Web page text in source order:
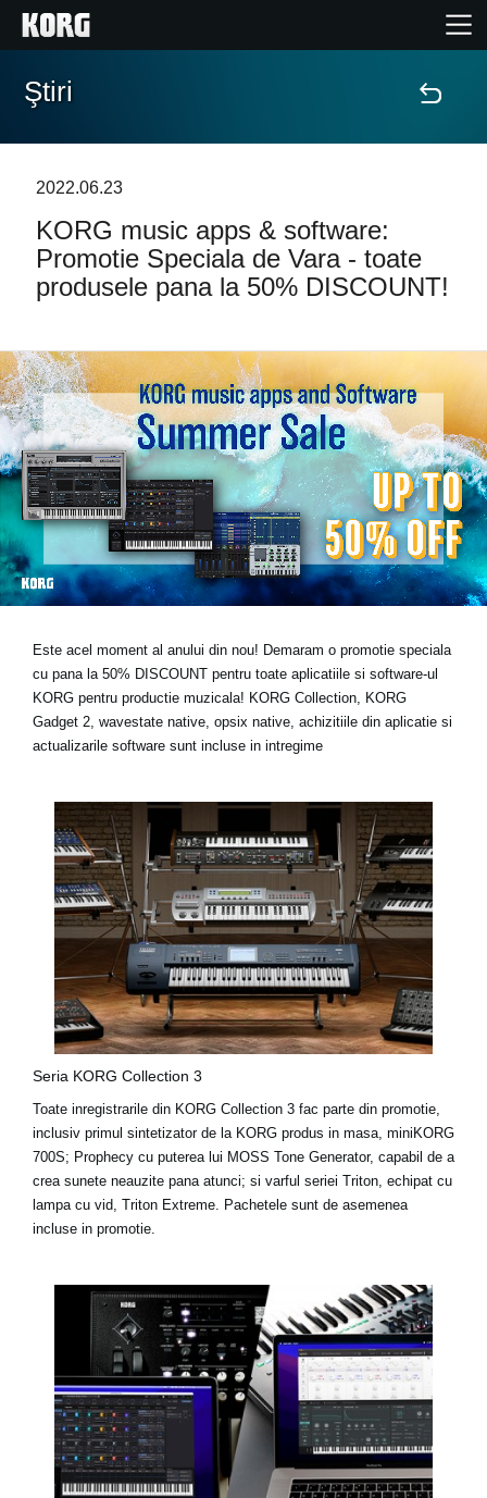
În Prim Plan
Eveniment
Asistență
Găsește un Magazin
Ştiri
Locaţie
Social Media
Ştiri
2022.06.23
KORG music apps & software:
Promotie Speciala de Vara - toate
produsele pana la 50% DISCOUNT!
Este acel moment al anului din nou! Demaram o promotie speciala
cu pana la 50% DISCOUNT pentru toate aplicatiile si software-ul
KORG pentru productie muzicala! KORG Collection, KORG
Gadget 2, wavestate native, opsix native, achizitiile din aplicatie si
actualizarile software sunt incluse in intregime
Seria KORG Collection 3
Toate inregistrarile din KORG Collection 3 fac parte din promotie,
inclusiv primul sintetizator de la KORG produs in masa, miniKORG
700S; Prophecy cu puterea lui MOSS Tone Generator, capabil de a
crea sunete neauzite pana atunci; si varful seriei Triton, echipat cu
lampa cu vid, Triton Extreme. Pachetele sunt de asemenea
incluse in promotie.